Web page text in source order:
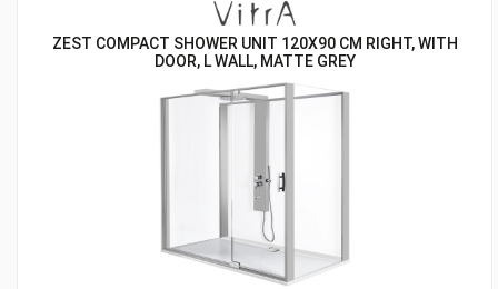
ZEST COMPACT SHOWER UNIT 120X90 CM RIGHT, WITH
DOOR, L WALL, MATTE GREY